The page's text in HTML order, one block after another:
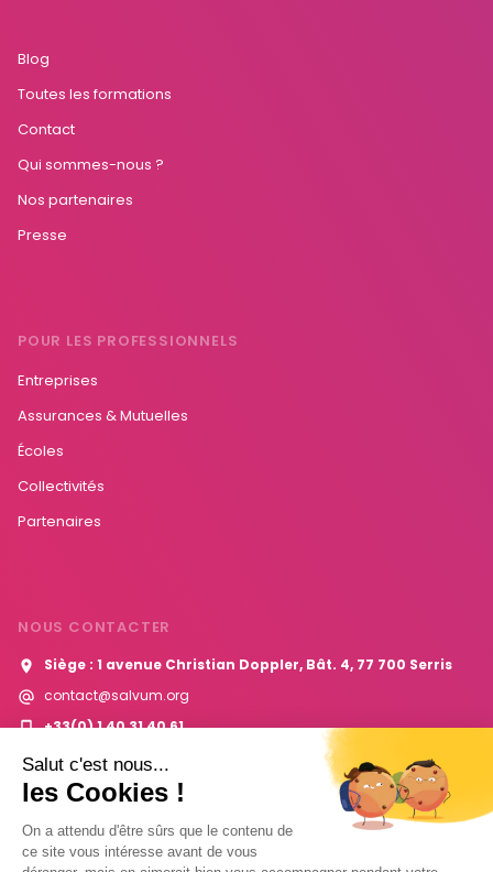
Salut c'est nous...
les Cookies !
On a attendu d'être sûrs que le contenu de
ce site vous intéresse avant de vous
Blog
Toutes les formations
Contact
Qui sommes-nous ?
Nos partenaires
Presse
POUR LES PROFESSIONNELS
Entreprises
Assurances & Mutuelles
Écoles
Collectivités
Partenaires
NOUS CONTACTER
Siège : 1 avenue Christian Doppler, Bât. 4, 77 700 Serris
contact@salvum.org
+33(0) 1 40 31 40 61
Contactez-nous